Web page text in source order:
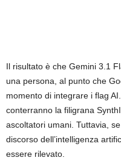
Il risultato è che Gemini 3.1
una persona, al punto che
momento di integrare i flag
conterranno la filigrana
ascoltatori umani. Tuttavia,
discorso dell’intelligenza
essere rilevato.